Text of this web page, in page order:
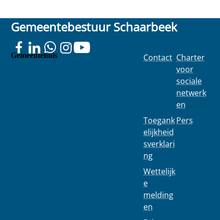
Gemeentebestuur Schaarbeek
Gemeentehuis Contact
Toegank
elijkheid
sverklari
ng
Wettelijk
e
melding
en
Charter
voor
sociale
netwerk
en
Pers